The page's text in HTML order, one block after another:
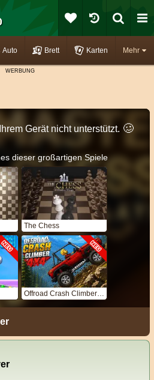
Mehr
Auto Brett Karten
Gerät nicht unterstützt. 🥴️
dieser großartigen Spiele
The Chess
Offroad Crash Climber 4X4